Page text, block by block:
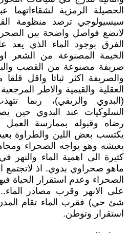
الحصيلة الرمزية لشقاءاتهما
سيسيولوجي ترصد منظومة
لاتضع فواصل واضحة بين
الفرق بوجود الماء الذي يعد
الخيمة المصنوعة من الشعر
صريفة مصنوعة من القصب
والصريفة اكثر ثباتا واقل
العقلية والقيمية والاطر
(البدوي والريفي)، ربما
السلوكيات عند البدوي حين
رضاه وقبوله بممارسة العمل
يكتسب بعض اللين والطراوة
يعيشه وهو يواجه الصحراء
كثيرة الى اهمية الماء والنهر
ماهو صحراوي بدوي. اذ لاتجتمع
الصحراء وعدم استقرار الحياة
على الانهر وقرب مصادر
شئ حي) فقرب الماء تقام
استقرار وتوطن.